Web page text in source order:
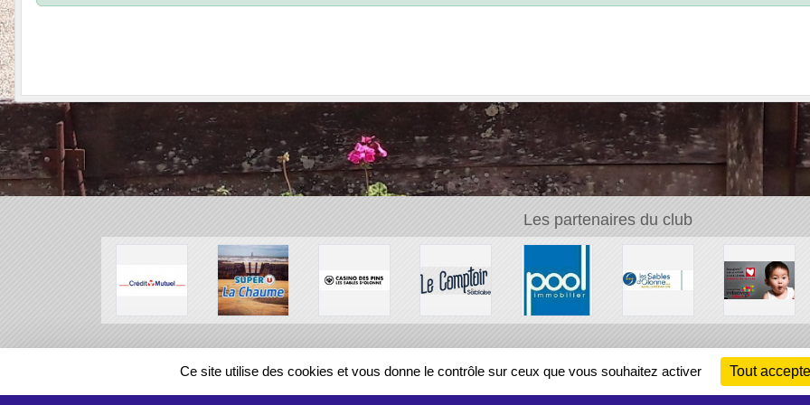
Les partenaires du club
REGIONS
Ce site utilise des cookies et vous donne le contrôle sur ceux que vous souhaitez activer Tout